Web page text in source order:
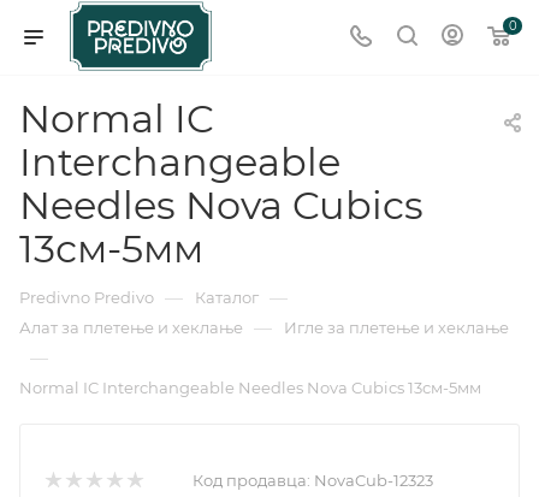
0
Normal IC
Interchangeable
Needles Nova Cubics
13см-5мм
Predivno Predivo — Каталог —
Алат за плетење и хеклање — Игле за плетење и хеклање
—
Normal IC Interchangeable Needles Nova Cubics 13см-5мм
Код продавца: NovaCub-12323